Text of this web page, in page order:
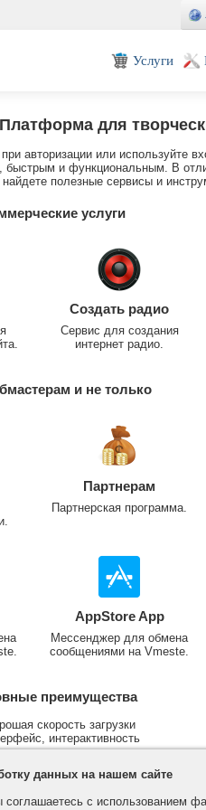
Услуги
для
при авторизации или используйте
и функциональным. В
полезные сервисы и
услуги
Создать радио
Сервис для создания
интернет радио.
и не только
Партнерам
Партнерская программа.
AppStore App
Мессенджер для обмена
сообщениями на Vmeste.
преимущества
скорость загрузки
интерактивность
рекламу
и больших файлов
данных на нашем сайте
соглашаетесь с использованием